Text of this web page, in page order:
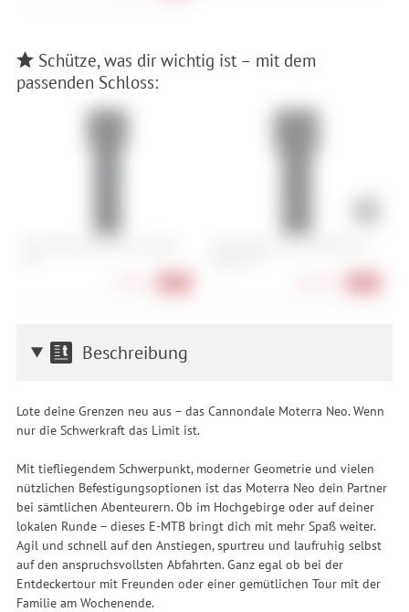
Schütze, was dir wichtig ist – mit dem
passenden Schloss:
Beschreibung
Lote deine Grenzen neu aus – das Cannondale Moterra Neo. Wenn
nur die Schwerkraft das Limit ist.
Mit tiefliegendem Schwerpunkt, moderner Geometrie und vielen
nützlichen Befestigungsoptionen ist das Moterra Neo dein Partner
bei sämtlichen Abenteurern. Ob im Hochgebirge oder auf deiner
lokalen Runde – dieses E-MTB bringt dich mit mehr Spaß weiter.
Agil und schnell auf den Anstiegen, spurtreu und laufruhig selbst
auf den anspruchsvollsten Abfahrten. Ganz egal ob bei der
Entdeckertour mit Freunden oder einer gemütlichen Tour mit der
Familie am Wochenende.